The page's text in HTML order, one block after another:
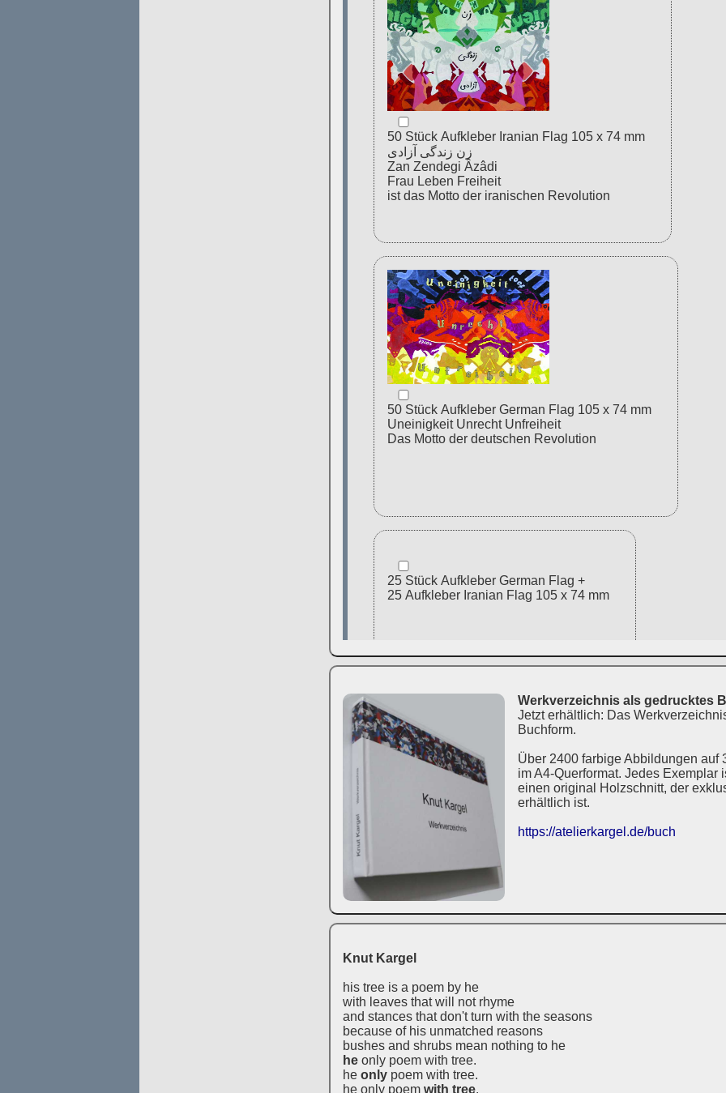
Werkverzeichnis als gedrucktes
Jetzt erhältlich: Das
Buchform.
Über 2400 farbige Abbildungen auf
im A4-Querformat. Jedes Exemplar
einen original Holzschnitt, der
erhältlich ist.
https://atelierkargel.de/buch
Knut Kargel
his tree is a poem by he
with leaves that will not rhyme
and stances that don't turn with the seasons
because of his unmatched reasons
bushes and shrubs mean nothing to he
he only poem with tree.
he only poem with tree.
he only poem with tree.